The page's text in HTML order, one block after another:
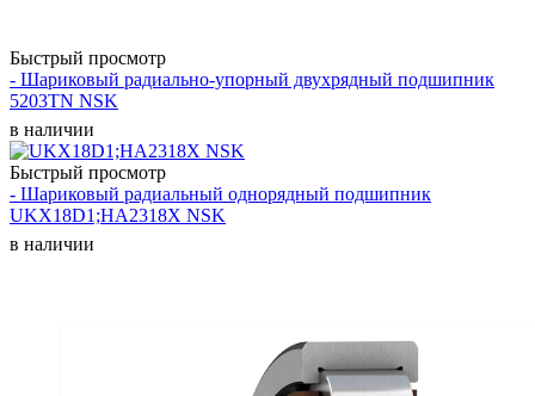
Быстрый просмотр
- Шариковый радиально-упорный двухрядный подшипник
5203TN NSK
в наличии
Быстрый просмотр
- Шариковый радиальный однорядный подшипник
UKX18D1;HA2318X NSK
в наличии